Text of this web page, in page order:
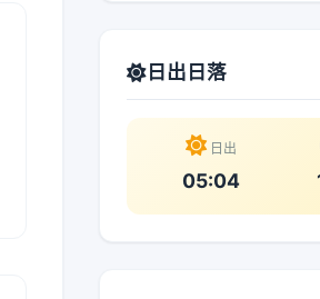
日出日落
日出
05:04